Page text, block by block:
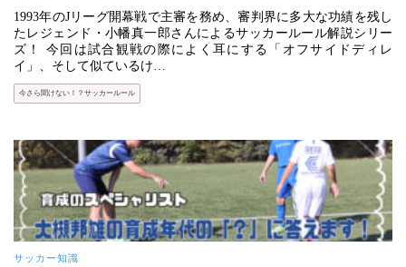
1993年のJリーグ開幕戦で主審を務め、審判界に多大な功績を残し
たレジェンド・小幡真一郎さんによるサッカールール解説シリー
ズ！ 今回は試合観戦の際によく耳にする「オフサイドディレ
イ」、そして似ているけ…
今さら聞けない！？サッカールール
サッカー知識